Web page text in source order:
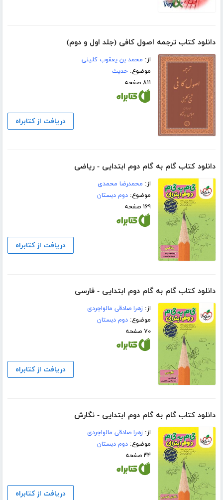
دانلود کتاب ترجمه اصول کافی (جلد اول و دوم)
از: محمد بن یعقوب کلینی
موضوع:حدیث
۸۱۱ صفحه
دریافت از کتابراه
دانلود کتاب گام به گام دوم ابتدایی - ریاضی
از: محمدرضا محمدی
موضوع:دوم دبستان
۱۶۹ صفحه
دریافت از کتابراه
دانلود کتاب گام به گام دوم ابتدایی - فارسی
از:زهرا صادقی مالواجردی
موضوع:دوم دبستان
۷۰ صفحه
دریافت از کتابراه
دانلود کتاب گام به گام دوم ابتدایی - نگارش
از:زهرا صادقی مالواجردی
موضوع:دوم دبستان
۴۴ صفحه
دریافت از کتابراه